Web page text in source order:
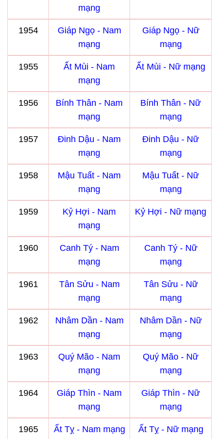
mạng
1954
Giáp Ngọ - Nam
mạng
Giáp Ngọ - Nữ
mạng
1955
Ất Mùi - Nam
mạng
Ất Mùi - Nữ mạng
1956
Bính Thân - Nam
mạng
Bính Thân - Nữ
mạng
1957
Đinh Dậu - Nam
mạng
Đinh Dậu - Nữ
mạng
1958
Mậu Tuất - Nam
mạng
Mậu Tuất - Nữ
mạng
1959
Kỷ Hợi - Nam
mạng
Kỷ Hợi - Nữ mạng
1960
Canh Tý - Nam
mạng
Canh Tý - Nữ
mạng
1961
Tân Sửu - Nam
mạng
Tân Sửu - Nữ
mạng
1962
Nhâm Dần - Nam
mạng
Nhâm Dần - Nữ
mạng
1963
Quý Mão - Nam
mạng
Quý Mão - Nữ
mạng
1964
Giáp Thìn - Nam
mạng
Giáp Thìn - Nữ
mạng
1965 Ất Tỵ - Nam mạng Ất Tỵ - Nữ mạng